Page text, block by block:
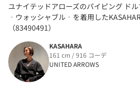
ユナイテッドアローズのパイピング ド
‐ウォッシャブル‐を着用した
（83490491）
KASAHARA
161 cm / 916 コーデ
UNITED ARROWS